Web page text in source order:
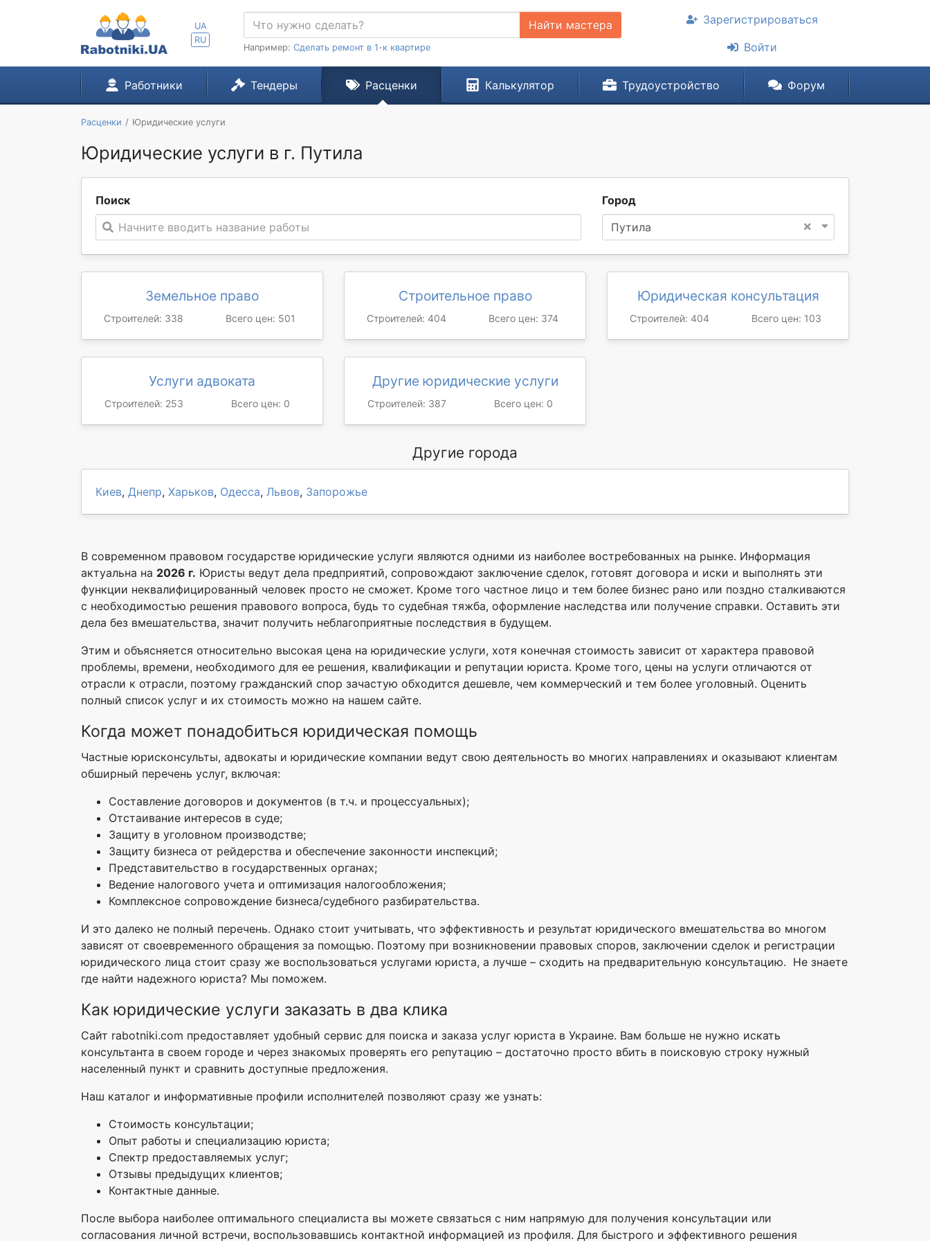
UA
RU
Найти мастера
Например: Сделать ремонт в 1-к квартире
Зарегистрироваться
Войти
Работники Тендеры Расценки Калькулятор Трудоустройство Форум
Расценки Юридические услуги
Юридические услуги в г. Путила
Поиск
Начните вводить название работы
Город
×
Путила
Земельное право
Строителей: 338 Всего цен: 501
Строительное право
Строителей: 404 Всего цен: 374
Юридическая консультация
Строителей: 404 Всего цен: 103
Услуги адвоката
Строителей: 253 Всего цен: 0
Другие юридические услуги
Строителей: 387 Всего цен: 0
Другие города
Киев, Днепр, Харьков, Одесса, Львов, Запорожье
В современном правовом государстве юридические услуги являются одними из наиболее востребованных на рынке. Информация
актуальна на 2026 г. Юристы ведут дела предприятий, сопровождают заключение сделок, готовят договора и иски и выполнять эти
функции неквалифицированный человек просто не сможет. Кроме того частное лицо и тем более бизнес рано или поздно сталкиваются
с необходимостью решения правового вопроса, будь то судебная тяжба, оформление наследства или получение справки. Оставить эти
дела без вмешательства, значит получить неблагоприятные последствия в будущем.
Этим и объясняется относительно высокая цена на юридические услуги, хотя конечная стоимость зависит от характера правовой
проблемы, времени, необходимого для ее решения, квалификации и репутации юриста. Кроме того, цены на услуги отличаются от
отрасли к отрасли, поэтому гражданский спор зачастую обходится дешевле, чем коммерческий и тем более уголовный. Оценить
полный список услуг и их стоимость можно на нашем сайте.
Когда может понадобиться юридическая помощь
Частные юрисконсульты, адвокаты и юридические компании ведут свою деятельность во многих направлениях и оказывают клиентам
обширный перечень услуг, включая:
Составление договоров и документов (в т.ч. и процессуальных);
Отстаивание интересов в суде;
Защиту в уголовном производстве;
Защиту бизнеса от рейдерства и обеспечение законности инспекций;
Представительство в государственных органах;
Ведение налогового учета и оптимизация налогообложения;
Комплексное сопровождение бизнеса/судебного разбирательства.
И это далеко не полный перечень. Однако стоит учитывать, что эффективность и результат юридического вмешательства во многом
зависят от своевременного обращения за помощью. Поэтому при возникновении правовых споров, заключении сделок и регистрации
юридического лица стоит сразу же воспользоваться услугами юриста, а лучше – сходить на предварительную консультацию. Не знаете
где найти надежного юриста? Мы поможем.
Как юридические услуги заказать в два клика
Сайт rabotniki.com предоставляет удобный сервис для поиска и заказа услуг юриста в Украине. Вам больше не нужно искать
консультанта в своем городе и через знакомых проверять его репутацию – достаточно просто вбить в поисковую строку нужный
населенный пункт и сравнить доступные предложения.
Наш каталог и информативные профили исполнителей позволяют сразу же узнать:
Стоимость консультации;
Опыт работы и специализацию юриста;
Спектр предоставляемых услуг;
Отзывы предыдущих клиентов;
Контактные данные.
После выбора наиболее оптимального специалиста вы можете связаться с ним напрямую для получения консультации или
согласования личной встречи, воспользовавшись контактной информацией из профиля. Для быстрого и эффективного решения